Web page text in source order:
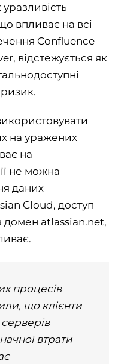
впливає на всі
Confluence
відстежується як
на уражених
на
не можна
даних
Cloud, доступ
домен atlassian.net,
процесів
що клієнти
втрати